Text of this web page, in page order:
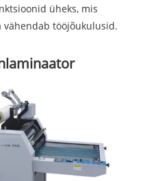
üheks, mis
tööjõukulusid.